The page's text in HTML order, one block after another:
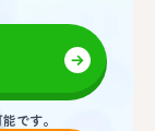
です。